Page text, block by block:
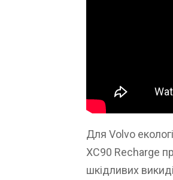
Для Volvo
XC90 Recharge
шкідливих